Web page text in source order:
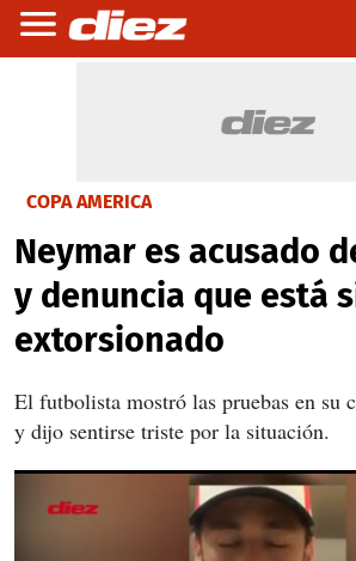
COPA AMERICA
Neymar es acusado
y denuncia que está
extorsionado
El futbolista mostró las pruebas en su
y dijo sentirse triste por la situación.